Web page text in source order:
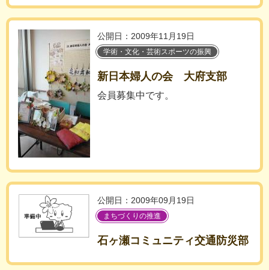
公開日：2009年11月19日
学術・文化・芸術スポーツの振興
新日本婦人の会 大府支部
会員募集中です。
公開日：2009年09月19日
まちづくりの推進
石ヶ瀬コミュニティ交通防災部